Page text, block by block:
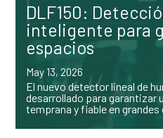
DLF150:
inteligente para
espacios
May 13, 2026
El nuevo detector lineal de
desarrollado para garantizar
temprana y fiable en grandes